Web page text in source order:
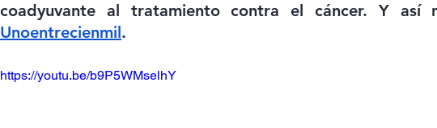
coadyuvante al tratamiento contra el cáncer. Y así
Unoentrecienmil.
https://youtu.be/b9P5WMselhY